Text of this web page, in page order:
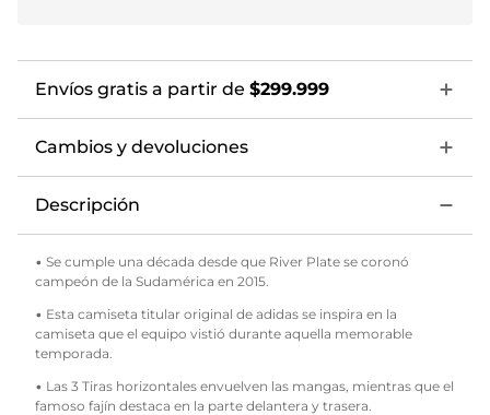
13 Rivero
16 Bustos
18 M. Viña
19 Páez
20 Pezzella
21 Acuña
22 K. Castaño
Envíos gratis a partir de $299.999
Cambios y devoluciones
Descripción
• Se cumple una década desde que River Plate se coronó
campeón de la Sudamérica en 2015.
• Esta camiseta titular original de adidas se inspira en la
camiseta que el equipo vistió durante aquella memorable
temporada.
• Las 3 Tiras horizontales envuelven las mangas, mientras que el
famoso fajín destaca en la parte delantera y trasera.